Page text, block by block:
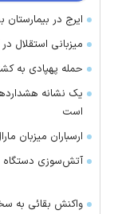
ایرج در
میزبانی استقلال
حمله پهپادی به
یک نشانه
است
ارسباران میزبان
آتش‌سوزی دستگاه
واکنش بقائی به